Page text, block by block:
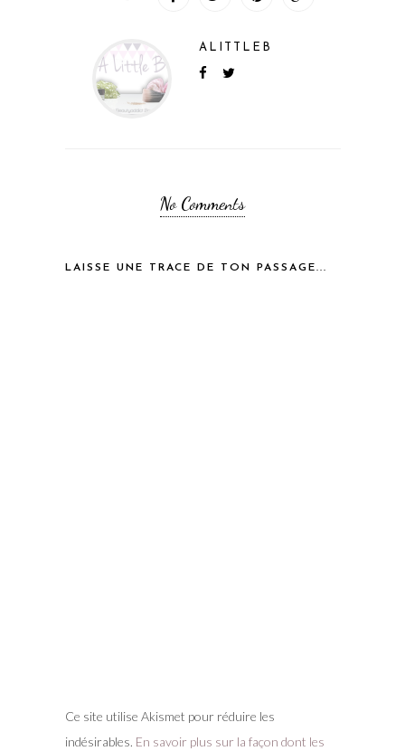
ALITTLEB
No Comments
LAISSE UNE TRACE DE TON PASSAGE...
Ce site utilise Akismet pour réduire les
indésirables. En savoir plus sur la façon dont les